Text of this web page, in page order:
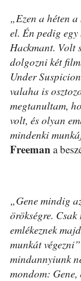
„Ezen a héten
el. Én pedig egy
Hackmant. Volt
dolgozni két
Under
valaha is
megtanultam,
volt, és olyan
mindenki
Freemana
„Gene mindig
örökségre. Csak
emlékeznek
munkát végezni”
mindannyiunk
mondom: Gene,